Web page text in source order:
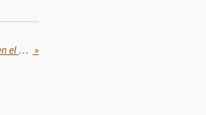
Más de 29 mil préstamos personales concede ISSSTE en el cuarto sorteo del 2025 »